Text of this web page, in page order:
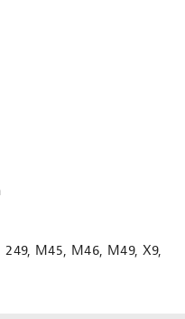
249, M45, M46, M49, X9,